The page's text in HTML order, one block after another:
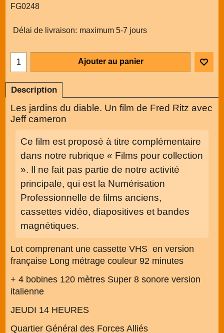
FG0248
Délai de livraison: maximum 5-7 jours
Ajouter au panier
Description
Les jardins du diable. Un film de Fred Ritz avec
Jeff cameron
Ce film est proposé à titre complémentaire
dans notre rubrique « Films pour collection
». Il ne fait pas partie de notre activité
principale, qui est la Numérisation
Professionnelle de films anciens,
cassettes vidéo, diapositives et bandes
magnétiques.
Lot comprenant une cassette VHS en version
française Long métrage couleur 92 minutes
+ 4 bobines 120 mètres Super 8 sonore version
italienne
JEUDI 14 HEURES
Quartier Général des Forces Alliés